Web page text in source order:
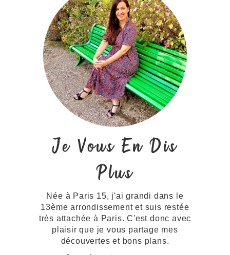
Je Vous En Dis
Plus
Née à Paris 15, j'ai grandi dans le
13ème arrondissement et suis restée
très attachée à Paris. C'est donc avec
plaisir que je vous partage mes
découvertes et bons plans.